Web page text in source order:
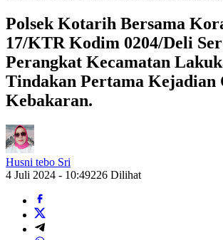
Polsek Kotarih Bersama
17/KTR Kodim 0204/Deli
Perangkat Kecamatan
Tindakan Pertama Kejadian
Kebakaran.
Husni tebo Sri
4 Juli 2024 - 10:49226 Dilihat